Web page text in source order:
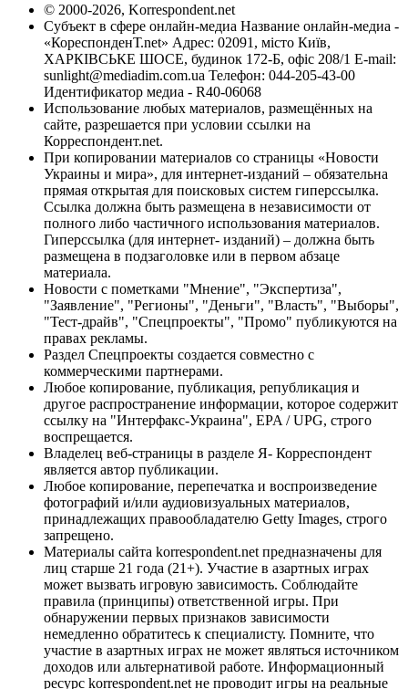
© 2000-2026, Korrespondent.net
Субъект в сфере онлайн-медиа Название онлайн-медиа -
«КореспонденТ.net» Адрес: 02091, місто Київ,
ХАРКІВСЬКЕ ШОСЕ, будинок 172-Б, офіс 208/1 E-mail:
sunlight@mediadim.com.ua Телефон: 044-205-43-00
Идентификатор медиа - R40-06068
Использование любых материалов, размещённых на
сайте, разрешается при условии ссылки на
Корреспондент.net.
При копировании материалов со страницы «Новости
Украины и мира», для интернет-изданий – обязательна
прямая открытая для поисковых систем гиперссылка.
Ссылка должна быть размещена в независимости от
полного либо частичного использования материалов.
Гиперссылка (для интернет- изданий) – должна быть
размещена в подзаголовке или в первом абзаце
материала.
Новости с пометками "Мнение", "Экспертиза",
"Заявление", "Регионы", "Деньги", "Власть", "Выборы",
"Тест-драйв", "Спецпроекты", "Промо" публикуются на
правах рекламы.
Раздел Спецпроекты создается совместно с
коммерческими партнерами.
Любое копирование, публикация, републикация и
другое распространение информации, которое содержит
ссылку на "Интерфакс-Украина", EPA / UPG, строго
воспрещается.
Владелец веб-страницы в разделе Я- Корреспондент
является автор публикации.
Любое копирование, перепечатка и воспроизведение
фотографий и/или аудиовизуальных материалов,
принадлежащих правообладателю Getty Images, строго
запрещено.
Материалы сайта korrespondent.net предназначены для
лиц старше 21 года (21+). Участие в азартных играх
может вызвать игровую зависимость. Соблюдайте
правила (принципы) ответственной игры. При
обнаружении первых признаков зависимости
немедленно обратитесь к специалисту. Помните, что
участие в азартных играх не может являться источником
доходов или альтернативой работе. Информационный
ресурс korrespondent.net не проводит игры на реальные